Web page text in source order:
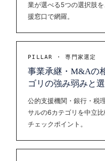
業が選べる5つの選択肢
援窓口で網羅。
PILLAR · 専門家選定
事業承継・M&Aの
ゴリの強み弱みと
公的支援機関・銀行・税
サルの6カテゴリを中立
チェックポイント。